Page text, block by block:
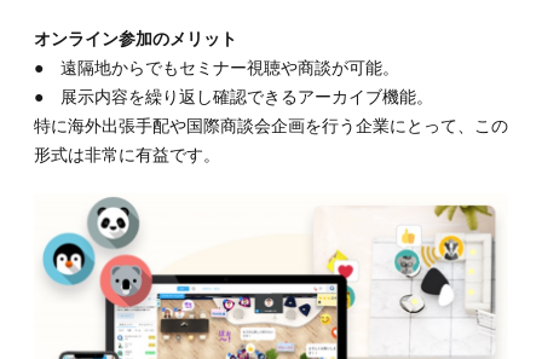
オンライン参加のメリット
● 遠隔地からでもセミナー視聴や商談が可能。
● 展示内容を繰り返し確認できるアーカイブ機能。
特に海外出張手配や国際商談会企画を行う企業にとって、この
形式は非常に有益です。